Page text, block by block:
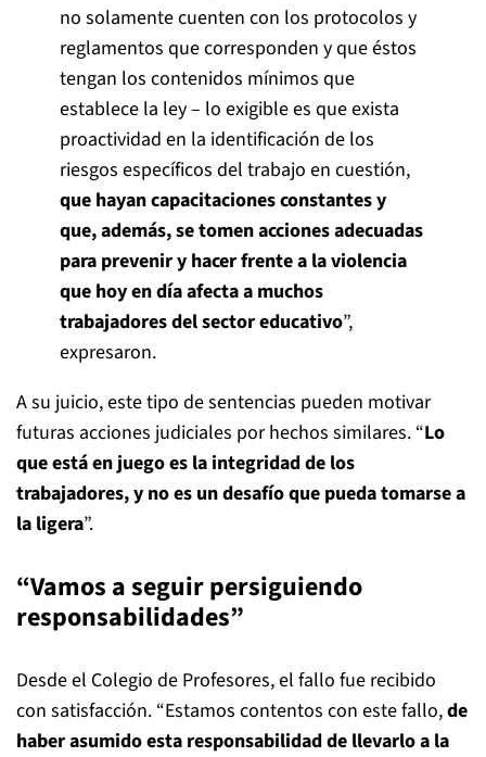
no solamente cuenten con los protocolos y
reglamentos que corresponden y que éstos
tengan los contenidos mínimos que
establece la ley – lo exigible es que exista
proactividad en la identificación de los
riesgos específicos del trabajo en cuestión,
que hayan capacitaciones constantes y
que, además, se tomen acciones adecuadas
para prevenir y hacer frente a la violencia
que hoy en día afecta a muchos
trabajadores del sector educativo”,
expresaron.
A su juicio, este tipo de sentencias pueden motivar
futuras acciones judiciales por hechos similares. “Lo
que está en juego es la integridad de los
trabajadores, y no es un desafío que pueda tomarse a
la ligera”.
“Vamos a seguir persiguiendo
responsabilidades”
Desde el Colegio de Profesores, el fallo fue recibido
con satisfacción. “Estamos contentos con este fallo,de
haber asumido esta responsabilidad de llevarlo a la